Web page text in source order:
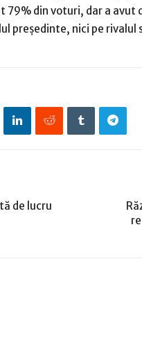
79% din voturi, dar a
preşedinte, nici pe rivalul
de lucru